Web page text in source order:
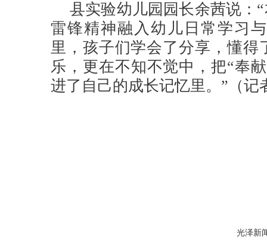
县实验幼儿园园长余茜说：“
雷锋精神融入幼儿日常学习
里，孩子们学会了分享，懂
乐，更在不知不觉中，把“奉
进了自己的成长记忆里。 ” （记
光泽新